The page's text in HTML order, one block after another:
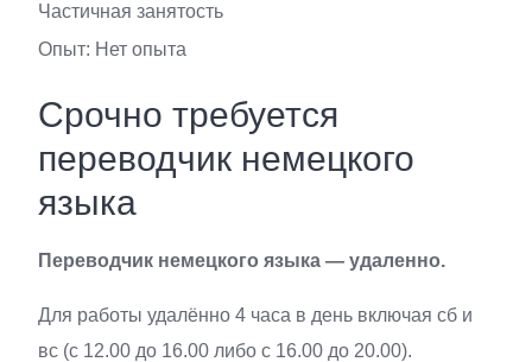
Частичная занятость
Опыт: Нет опыта
Срочно требуется
переводчик немецкого
языка
Переводчик немецкого языка — удаленно.
Для работы удалённо 4 часа в день включая сб и
вс (с 12.00 до 16.00 либо с 16.00 до 20.00).